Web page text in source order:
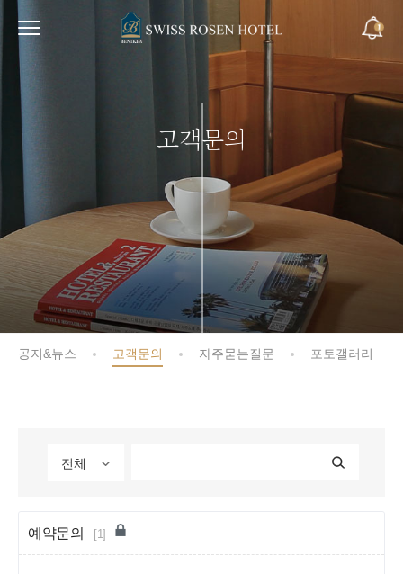
고객문의
공지&뉴스 고객문의 자주묻는질문 포토갤러리
전체
예약문의 [1]